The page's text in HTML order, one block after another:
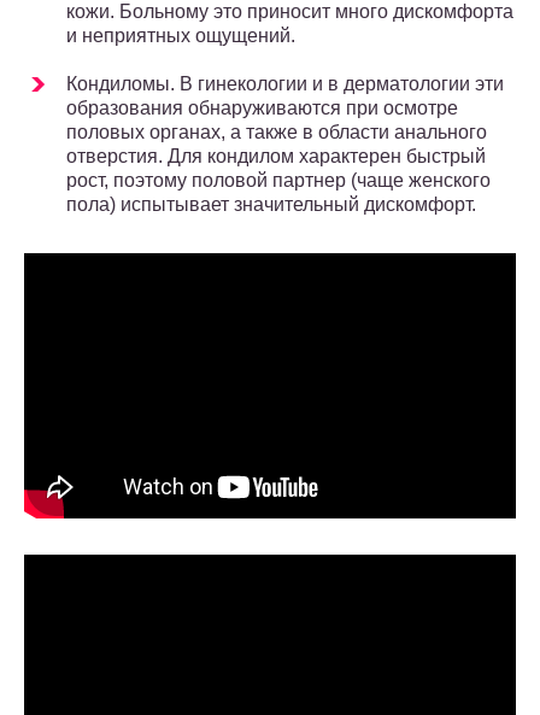
кожи. Больному это приносит много дискомфорта
и неприятных ощущений.
Кондиломы. В гинекологии и в дерматологии эти
образования обнаруживаются при осмотре
половых органах, а также в области анального
отверстия. Для кондилом характерен быстрый
рост, поэтому половой партнер (чаще женского
пола) испытывает значительный дискомфорт.